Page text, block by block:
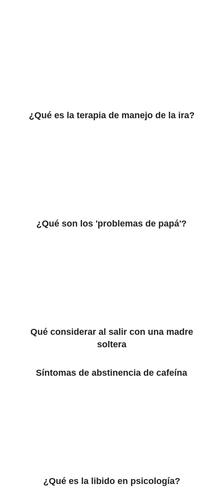
¿Qué es la terapia de manejo de la ira?
¿Qué son los 'problemas de papá'?
Qué considerar al salir con una madre
soltera
Síntomas de abstinencia de cafeína
¿Qué es la libido en psicología?